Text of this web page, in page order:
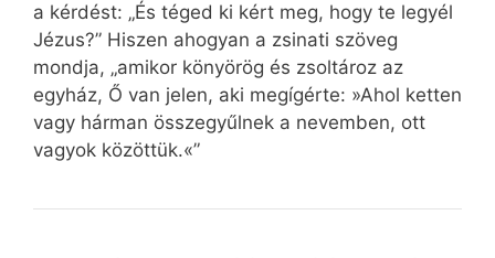
a kérdést: „És téged ki kért meg, hogy te legyél
Jézus?” Hiszen ahogyan a zsinati szöveg
mondja, „amikor könyörög és zsoltároz az
egyház, Ő van jelen, aki megígérte: »Ahol ketten
vagy hárman összegyűlnek a nevemben, ott
vagyok közöttük.«”